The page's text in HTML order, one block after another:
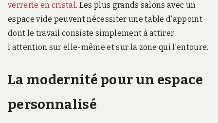
verrerie en cristal. Les plus grands salons avec un
espace vide peuvent nécessiter une table d’appoint
dont le travail consiste simplement à attirer
l’attention sur elle-même et sur la zone qui l’entoure.
La modernité pour un espace
personnalisé